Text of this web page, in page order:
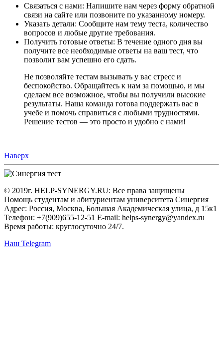
Связаться с нами: Напишите нам через форму обратной
связи на сайте или позвоните по указанному номеру.
Указать детали: Сообщите нам тему теста, количество
вопросов и любые другие требования.
Получить готовые ответы: В течение одного дня вы
получите все необходимые ответы на ваш тест, что
позволит вам успешно его сдать.
Не позволяйте тестам вызывать у вас стресс и
беспокойство. Обращайтесь к нам за помощью, и мы
сделаем все возможное, чтобы вы получили высокие
результаты. Наша команда готова поддержать вас в
учебе и помочь справиться с любыми трудностями.
Решение тестов — это просто и удобно с нами!
Наверх
© 2019г. HELP-SYNERGY.RU: Все права защищены
Помощь студентам и абитуриентам университета Синергия
Адрес: Россия, Москва, Большая Академическая улица, д 15к1
Телефон: +7(909)655-12-51 E-mail: helps-synergy@yandex.ru
Время работы: круглосуточно 24/7.
Наш Telegram